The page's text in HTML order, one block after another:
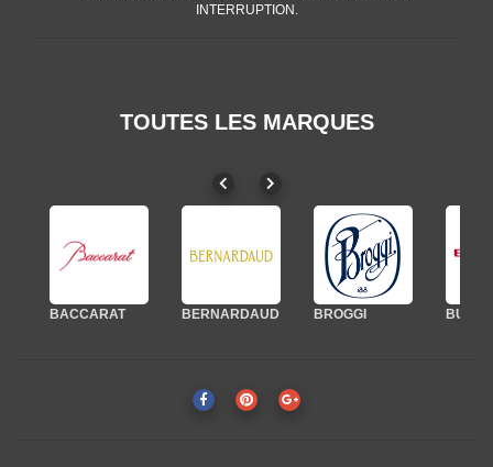
INTERRUPTION.
TOUTES LES MARQUES
BACCARAT BERNARDAUD BROGGI BUGATTI
BERNARDAUD BROGGI BUGATTI